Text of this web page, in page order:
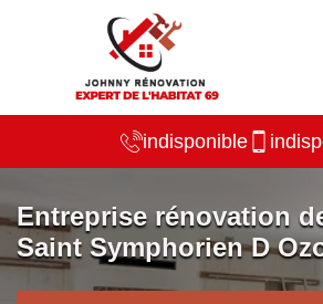
indisponible
Entreprise rénovation
Saint Symphorien D